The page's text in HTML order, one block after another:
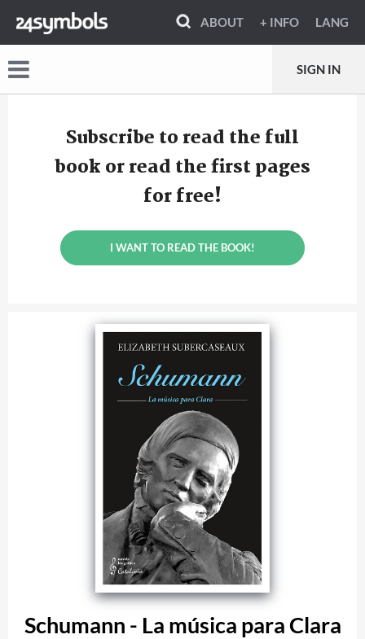
ABOUT + INFO LANG
SIGN IN
Subscribe to read the full
book or read the first pages
for free!
I WANT TO READ THE BOOK!
Schumann - La música para Clara